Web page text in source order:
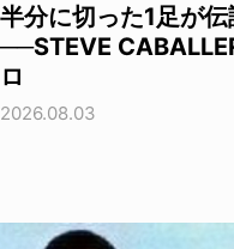
半分に切った1足が伝
──STEVE
ロ
2026.08.03